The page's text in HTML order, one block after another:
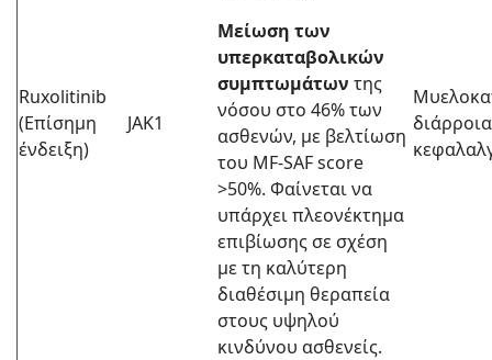
Ruxolitinib
(Επίσημη
ένδειξη)
JAK1
Μείωση των
υπερκαταβολικών
συμπτωμάτων της
νόσου στο 46% των
ασθενών, με βελτίωση
του MF-SAF score
>50%. Φαίνεται να
υπάρχει πλεονέκτημα
επιβίωσης σε σχέση
με τη καλύτερη
διαθέσιμη θεραπεία
στους υψηλού
κινδύνου ασθενείς.